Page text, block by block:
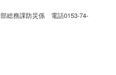
総務課防災係 電話0153-74-